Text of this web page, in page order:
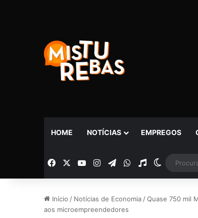
HOME NOTÍCIAS EMPREGOS
Facebook YouTubeInstagramTelegramWhatsApp
Rádio Switch
Início / Notícias de Economia /Quase 750 mil
aos microempreendedores